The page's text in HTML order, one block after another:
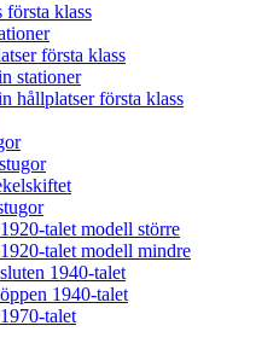
första klass
första klass
stationer
hållplatser första klass
talet modell större
talet modell mindre
1940-talet
1940-talet
talet